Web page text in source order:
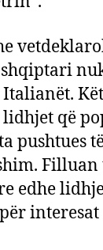
Italianët.
që
pushtues
edhe